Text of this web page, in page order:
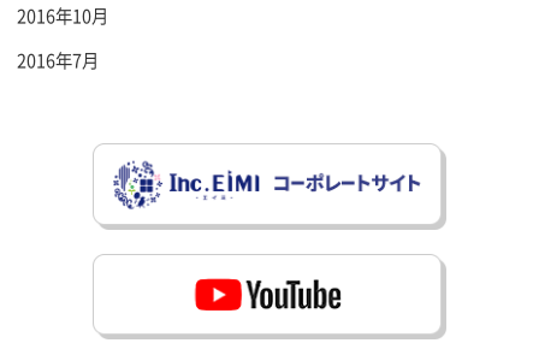
2016年10月
2016年7月